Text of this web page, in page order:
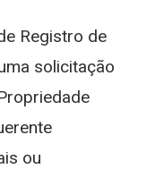
Registro de
solicitação
ou